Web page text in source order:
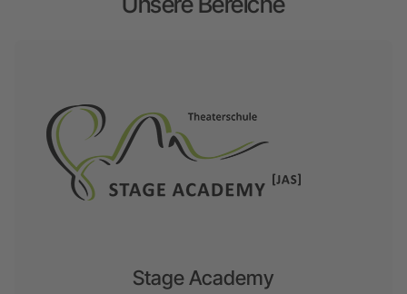
Stage Academy